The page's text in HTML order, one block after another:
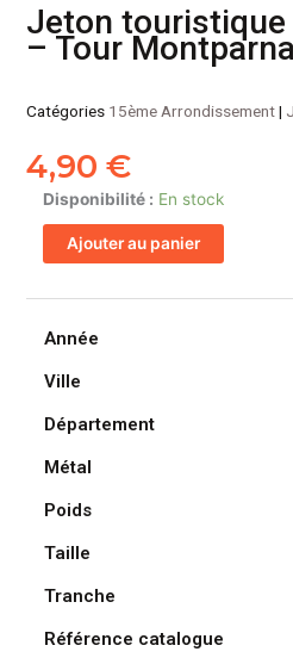
Jeton touristique
– Tour
Catégories 15ème Arrondissement|
4,90€
Disponibilité : En stock
quantité
de
Jeton
Paris
(75015)
Tour
2006
Ajouter au panier
Année
Ville
Département
Métal
Poids
Taille
Tranche
Référence catalogue